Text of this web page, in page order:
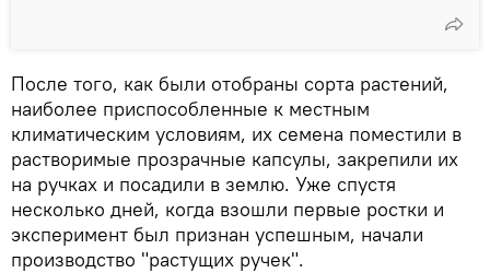
После того, как были отобраны сорта растений,
наиболее приспособленные к местным
климатическим условиям, их семена поместили в
растворимые прозрачные капсулы, закрепили их
на ручках и посадили в землю. Уже спустя
несколько дней, когда взошли первые ростки и
эксперимент был признан успешным, начали
производство "растущих ручек".